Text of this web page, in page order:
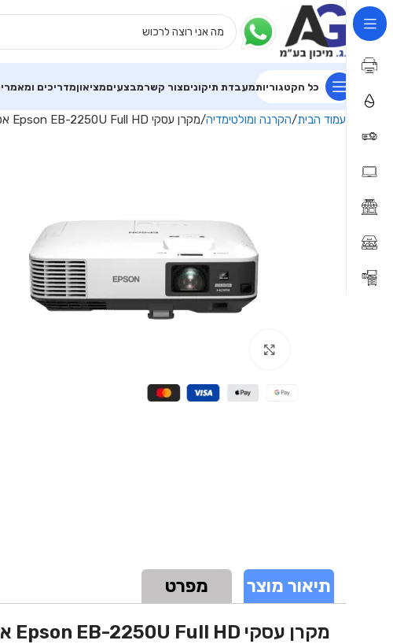
כל הקטגוריותמעבדת תיקוניםצור קשרמבצעיםמציאוןמדריכים
עמוד הבית הקרנה ומולטימדיה מקרן עסקי Epson EB-2250U Full HD אפסון
תיאור מוצר מפרט
מקרן עסקי Epson EB-2250U Full HD אפסון